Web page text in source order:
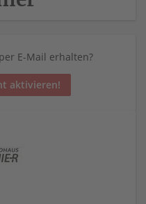
E-Mail erhalten?
aktivieren!